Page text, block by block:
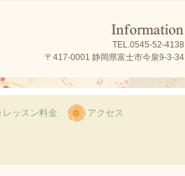
TEL.0545-52-4138
〒417-0001 静岡県富士市今泉9-3-34
レッスン料金 アクセス